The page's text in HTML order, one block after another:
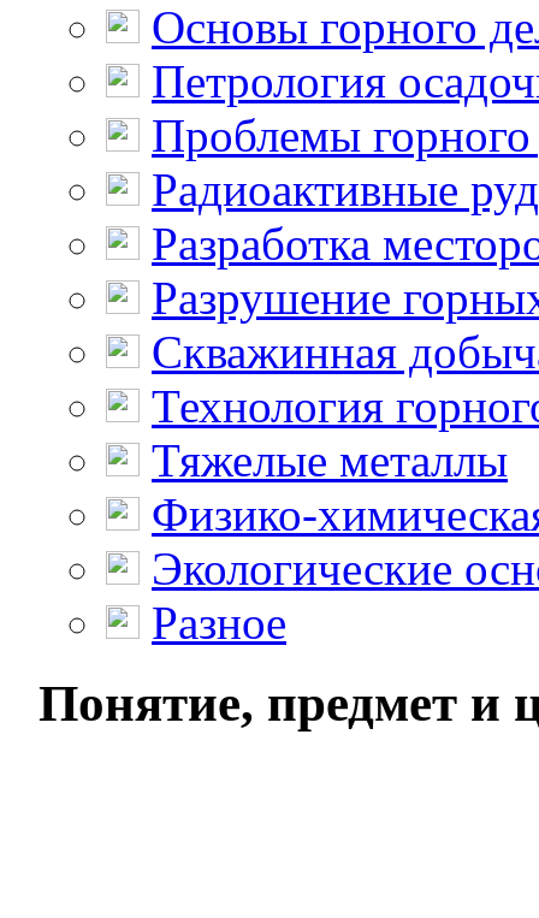
Основы горного
Петрология
Проблемы горного
Радиоактивные
Разработка
Разрушение
Скважинная
Технология
Тяжелые металлы
Физико-
Экологические
Разное
Понятие, предмет и